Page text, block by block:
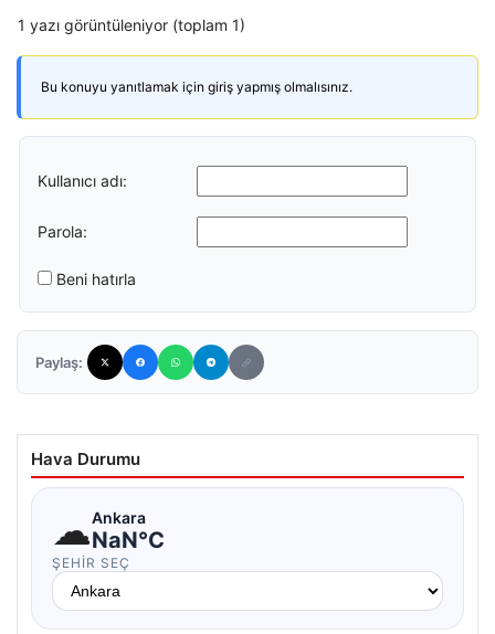
1 yazı görüntüleniyor (toplam 1)
Bu konuyu yanıtlamak için giriş yapmış olmalısınız.
Kullanıcı adı:
Parola:
Beni hatırla
Paylaş:
Hava Durumu
☁Ankara
NaN°C
ŞEHIR SEÇ